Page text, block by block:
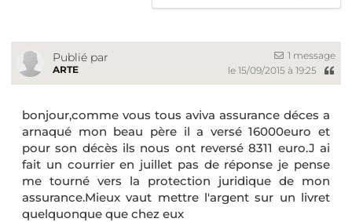
Publié par
ARTE
1 message
le 15/09/2015 à 19:25
bonjour,comme vous tous aviva assurance déces a
arnaqué mon beau père il a versé 16000euro et
pour son décès ils nous ont reversé 8311 euro.J ai
fait un courrier en juillet pas de réponse je pense
me tourné vers la protection juridique de mon
assurance.Mieux vaut mettre l'argent sur un livret
quelquonque que chez eux